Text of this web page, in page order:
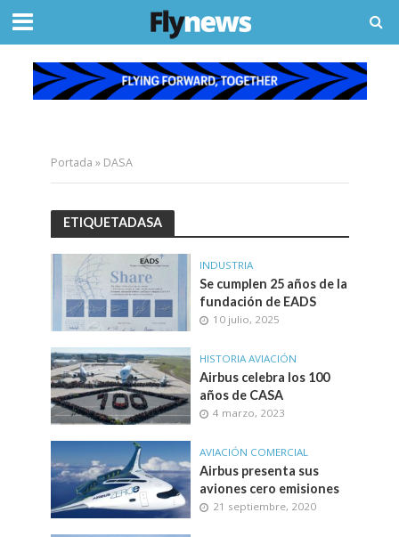
Portada » DASA
ETIQUETADASA
INDUSTRIA
Se cumplen 25 años de la
fundación de EADS
10 julio, 2025
HISTORIA AVIACIÓN
Airbus celebra los 100
años de CASA
4 marzo, 2023
AVIACIÓN COMERCIAL
Airbus presenta sus
aviones cero emisiones
21 septiembre, 2020